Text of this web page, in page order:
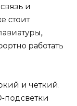
и
стоит
работать
и четкий.
подсветки